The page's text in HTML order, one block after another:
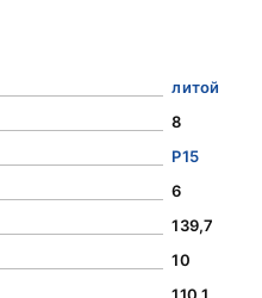
литой
8
Р15
6
139,7
10